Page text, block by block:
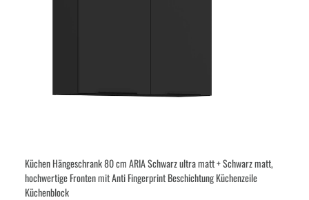
Küchen Hängeschrank 80 cm ARIA Schwarz ultra matt + Schwarz matt,
hochwertige Fronten mit Anti Fingerprint Beschichtung Küchenzeile
Küchenblock